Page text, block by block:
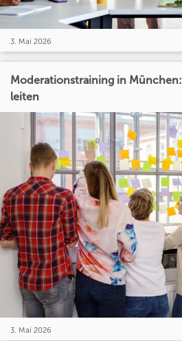
3. Mai 2026
Moderationstraining in
leiten
3. Mai 2026